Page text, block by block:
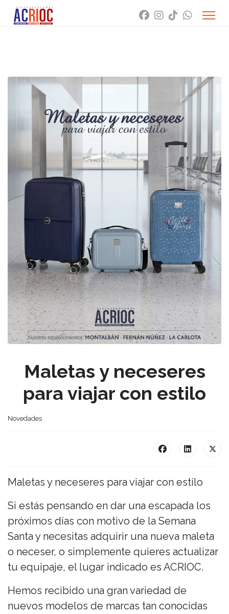
Maletas y neceseres
para viajar con estilo
Novedades
Maletas y neceseres para viajar con estilo
Si estás pensando en dar una escapada los
próximos días con motivo de la Semana
Santa y necesitas adquirir una nueva maleta
o neceser, o simplemente quieres actualizar
tu equipaje, el lugar indicado es ACRIOC.
Hemos recibido una gran variedad de
nuevos modelos de marcas tan conocidas